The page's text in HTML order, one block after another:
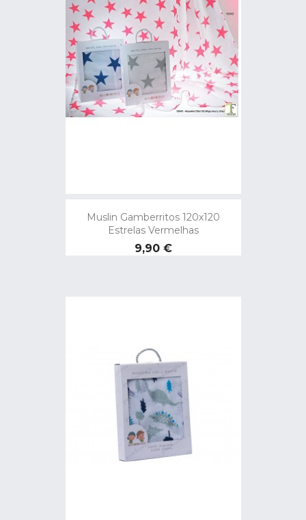
Muslin Gamberritos 120x120
Estrelas Vermelhas
Preço
9,90 €